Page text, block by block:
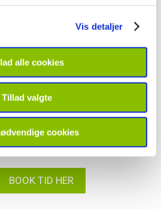
Vis detaljer
alle cookies
Tillad valgte
cookies
for alle fysioterapeutiske
behandlere med mange års
tid online
samme
BOOK TID HER